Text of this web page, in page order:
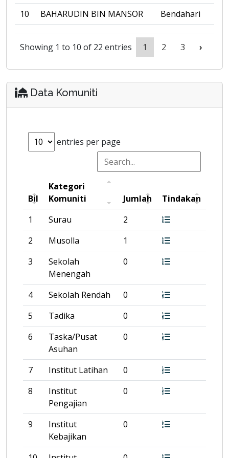
10 BAHARUDIN BIN MANSOR Bendahari
Showing 1 to 10 of 22 entries 1 2 3 ›
Data Komuniti
entries per page
Bil
Kategori
Komuniti
Jumlah
Tindakan
1
Surau
2
2
Musolla
1
3
Sekolah
Menengah
0
4 Sekolah Rendah
0
5
Tadika
0
6
Taska/Pusat
Asuhan
0
7 Institut Latihan
0
8
Institut
Pengajian
0
9
Institut
Kebajikan
0